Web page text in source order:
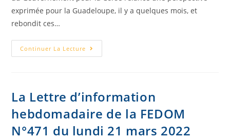
exprimée pour la Guadeloupe, il y a quelques mois, et
rebondit ces…
Continuer La Lecture
La Lettre d’information
hebdomadaire de la FEDOM
N°471 du lundi 21 mars 2022